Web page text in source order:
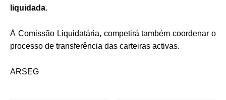
liquidada.
À Comissão Liquidatária, competirá também coordenar o
processo de transferência das carteiras activas.
ARSEG